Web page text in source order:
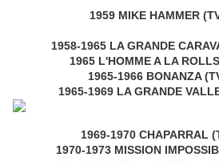
1959 MIKE HAMMER
1958-1965 LA GRANDE
1965 L'HOMME A LA
1965-1966 BONANZA
1965-1969 LA GRANDE
1969-1970 CHAPARRAL
1970-1973 MISSION